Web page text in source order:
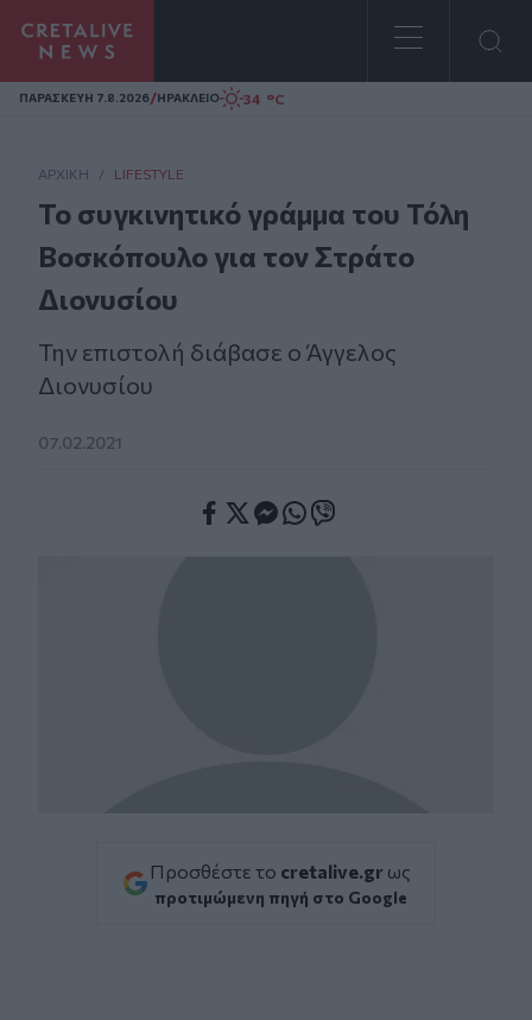
Homepage
ΠΑΡΑΣΚΕΥΗ 7.8.2026/ΗΡΑΚΛΕΙΟ 34 °C
ΑΡΧΙΚΗ / LIFESTYLE
Το συγκινητικό γράμμα του Τόλη
Βοσκόπουλο για τον Στράτο
Διονυσίου
Την επιστολή διάβασε ο Άγγελος
Διονυσίου
07.02.2021
Προσθέστε το cretalive.gr ως
προτιμώμενη πηγή στο Google